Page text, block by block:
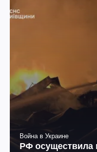
Война в Украине
РФ осуществила